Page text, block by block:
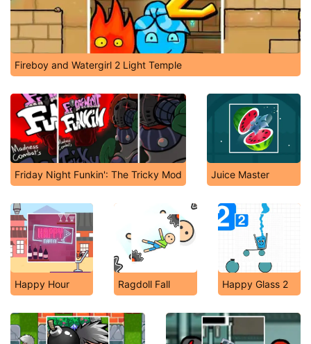
Fireboy and Watergirl 2 Light Temple
Friday Night Funkin': The Tricky Mod Juice Master
Happy Hour Ragdoll Fall Happy Glass 2